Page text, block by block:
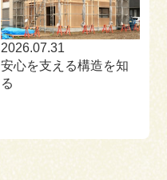
2026.07.31
安心を支える構造を知
る